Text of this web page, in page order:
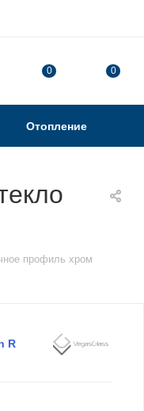
0 0
Отопление
профиль хром
R